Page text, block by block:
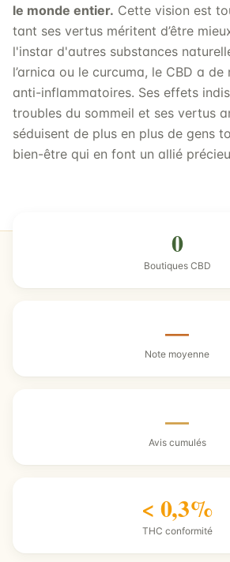
le monde entier. Cette vision est
tant ses vertus méritent d’être
l'instar d'autres substances
l’arnica ou le curcuma, le CBD a
anti-inflammatoires. Ses effets
troubles du sommeil et ses vertus
séduisent de plus en plus de gens
bien-être qui en font un allié
0
Boutiques CBD
—
Note moyenne
—
Avis cumulés
< 0,3%
THC conformité